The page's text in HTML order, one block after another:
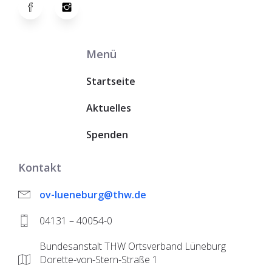
Menü
Startseite
Aktuelles
Spenden
Kontakt
ov-lueneburg@thw.de
04131 – 40054-0
Bundesanstalt THW Ortsverband Lüneburg
Dorette-von-Stern-Straße 1